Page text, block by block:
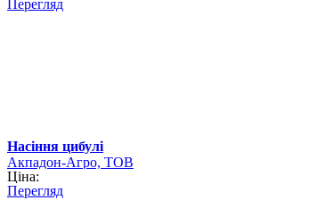
Перегляд
Насіння цибулі
Акпадон-Агро, ТОВ
Ціна:
Перегляд